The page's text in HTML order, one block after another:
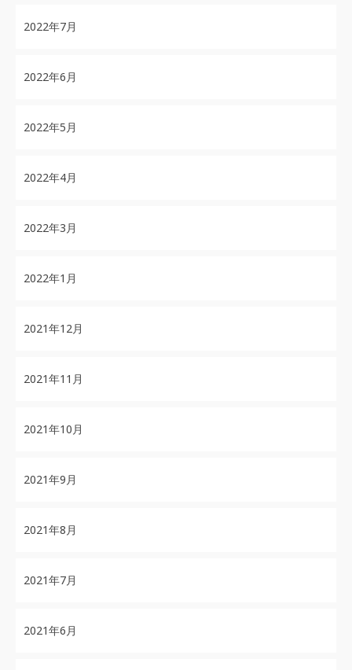
2022年7月
2022年6月
2022年5月
2022年4月
2022年3月
2022年1月
2021年12月
2021年11月
2021年10月
2021年9月
2021年8月
2021年7月
2021年6月